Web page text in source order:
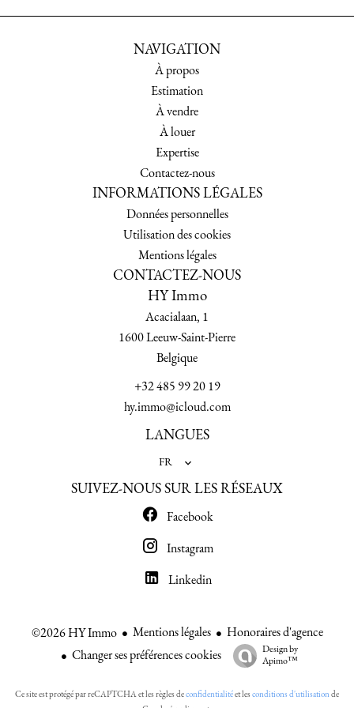
NAVIGATION
À propos
Estimation
À vendre
À louer
Expertise
Contactez-nous
INFORMATIONS LÉGALES
Données personnelles
Utilisation des cookies
Mentions légales
CONTACTEZ-NOUS
HY Immo
Acacialaan, 1
1600Leeuw-Saint-Pierre
Belgique
+32 485 99 20 19
hy.immo@icloud.com
LANGUES
FR
SUIVEZ-NOUS SUR LES RÉSEAUX
Facebook
Instagram
Linkedin
©2026 HY Immo Mentions légales
Honoraires d'agence
Changer ses préférences cookies
Design by
Apimo™
Ce site est protégé par reCAPTCHA et les règles deconfidentialitéet lesconditions d'utilisationde